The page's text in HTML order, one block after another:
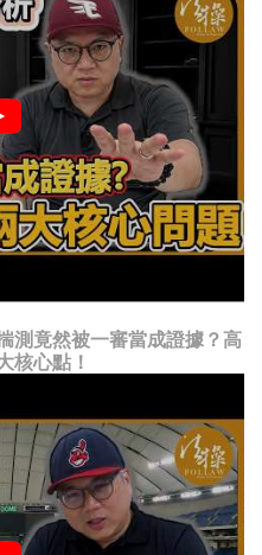
測竟然被一審當成證據？高
核心點！